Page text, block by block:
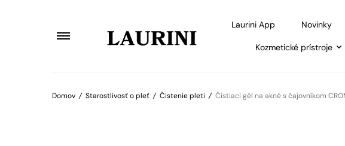
Laurini App Novinky
Kozmetické prístroje
Domov / Starostlivosť o pleť / Čistenie pleti / Čistiaci gél na akné s čajovníkom